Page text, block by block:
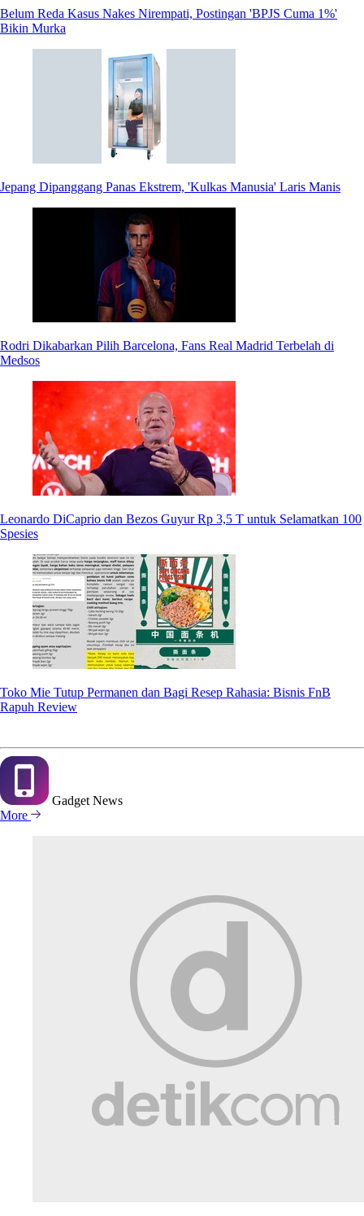
Belum Reda Kasus Nakes Nirempati, Postingan 'BPJS Cuma 1%'
Bikin Murka
Jepang Dipanggang Panas Ekstrem, 'Kulkas Manusia' Laris Manis
Rodri Dikabarkan Pilih Barcelona, Fans Real Madrid Terbelah di
Medsos
Leonardo DiCaprio dan Bezos Guyur Rp 3,5 T untuk Selamatkan 100
Spesies
Toko Mie Tutup Permanen dan Bagi Resep Rahasia: Bisnis FnB
Rapuh Review
Gadget News
More